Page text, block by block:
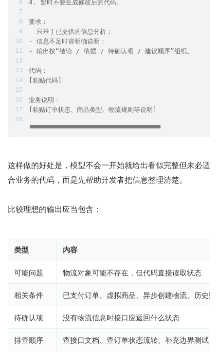
4. 暂时不要生成修改后的代码。
要求：
- 只基于已提供的信息分析；
- 信息不足时请明确说明；
- 输出按“结论 / 依据 / 待确认项 / 建议顺序”组织。
代码：
[粘贴代码]
业务说明：
[粘贴订单状态、商品类型、物流规则等说明]
这样做的好处是，模型不会一开始就给出看似完整但未必适
合业务的代码，而是先帮助开发者把信息整理清楚。
比较理想的输出应当包含：
类型 内容
可能问题 物流对象可能不存在，但代码直接读取状态
相关条件 已支付订单、虚拟商品、异步创建物流、历史数
待确认项 没有物流信息时接口应返回什么状态
排查顺序 查接口文档、查订单状态流转、补充边界测试